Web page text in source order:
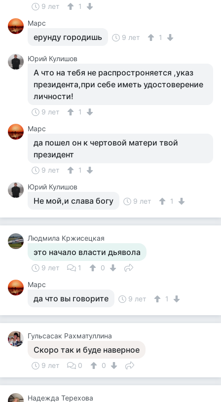
9 лет
1
Марс
ерунду городишь 9 лет 1
Юрий Кулишов
А что на тебя не распростроняется ,указ
президента,при себе иметь удостоверение
личности!
9 лет
1
Марс
да пошел он к чертовой матери твой
президент
9 лет
1
Юрий Кулишов
Не мой,и слава богу 9 лет 1
Людмила Кржисецкая
это начало власти дьявола
9 лет 1
0
Марс
да что вы говорите 9 лет 1
Гульсасак Pахматуллина
Скоро так и буде наверное
9 лет 0 0
Надежда Терехова